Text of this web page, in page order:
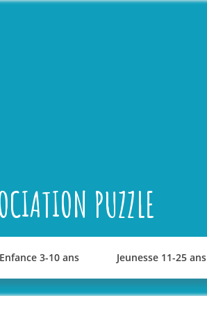
PUZZLE
Enfance 3-10 ans Jeunesse 11-25 ans